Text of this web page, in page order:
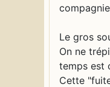
Le gros
On ne
temps est
Cette